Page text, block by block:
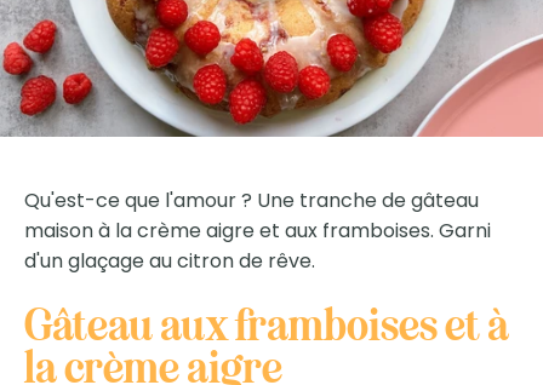
Qu'est-ce que l'amour ? Une tranche de gâteau
maison à la crème aigre et aux framboises. Garni
d'un glaçage au citron de rêve.
Gâteau aux framboises et à
la crème aigre